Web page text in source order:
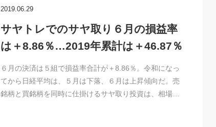
2019.06.29
サヤトレでのサヤ取り６月の損益率
は＋8.86％…2019年累計は＋46.87％
６月の決済は５組で損益率合計が＋8.86％。令和になっ
てから日経平均は、５月は下落、６月は上昇傾向だ。売
銘柄と買銘柄を同時に仕掛けるサヤ取り投資は、相場…